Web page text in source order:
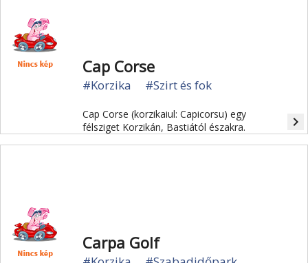
Cap Corse
#Korzika #Szirt és fok
Cap Corse (korzikaiul: Capicorsu) egy
félsziget Korzikán, Bastiától északra.
navigate_next
Carpa Golf